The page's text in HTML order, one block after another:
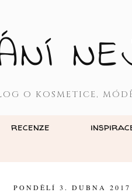
O KOSMETICE,
recenze
PONDĚLÍ 3. DUBNA 2017